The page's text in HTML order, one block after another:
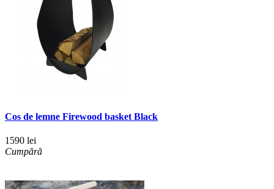
Cos de lemne Firewood basket Black
1590 lei
Cumpără